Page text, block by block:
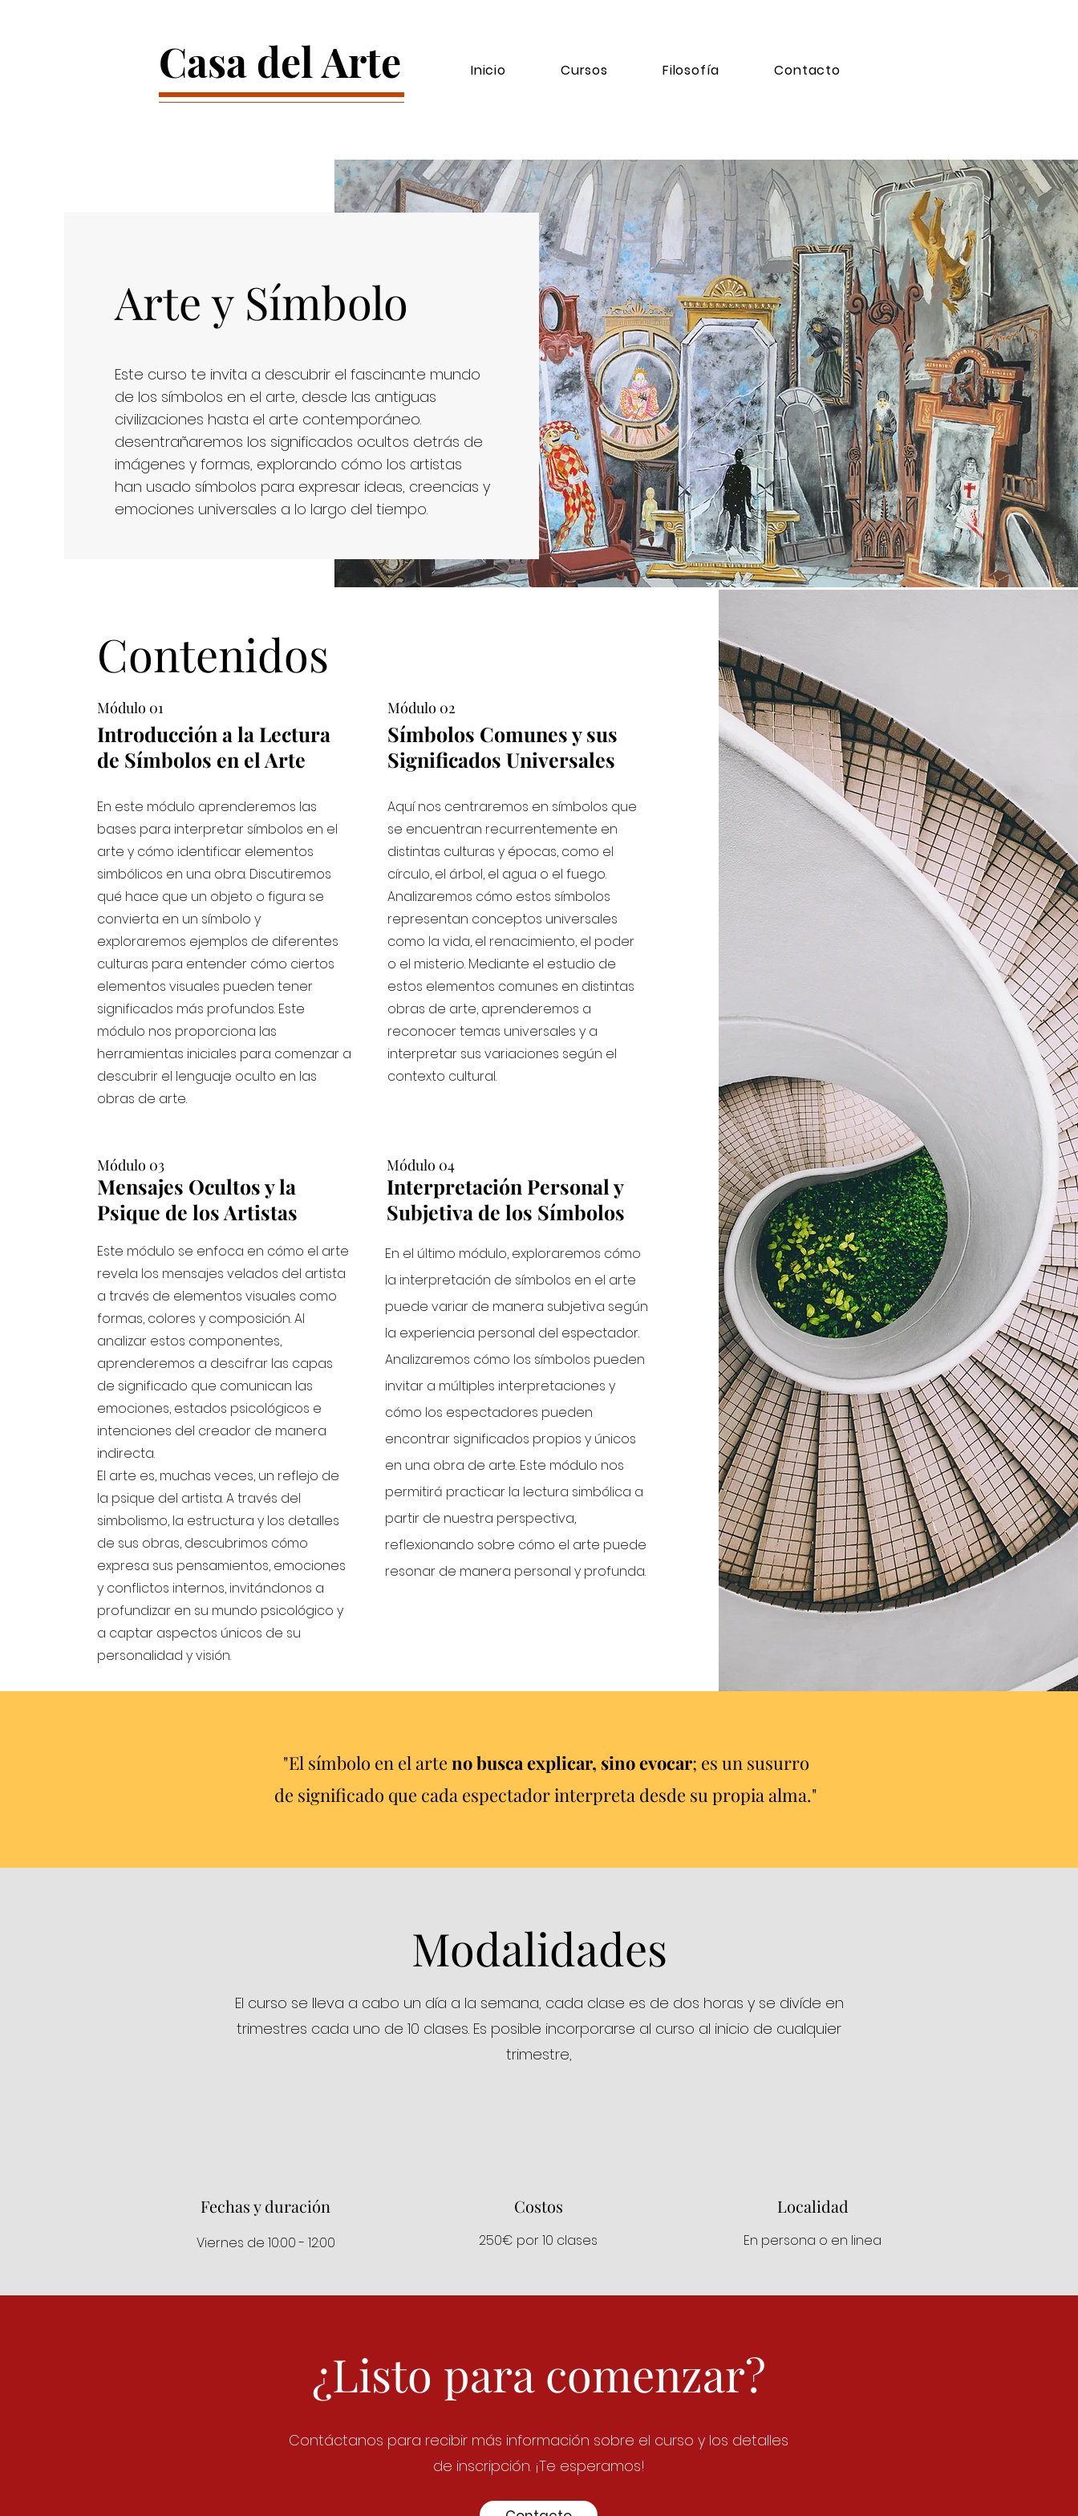
Casa del Arte Inicio Cursos Filosofía Contacto
Arte y Símbolo
Este curso te invita a descubrir el fascinante mundo
de los símbolos en el arte, desde las antiguas
civilizaciones hasta el arte contemporáneo.
desentrañaremos los significados ocultos detrás de
imágenes y formas, explorando cómo los artistas
han usado símbolos para expresar ideas, creencias y
emociones universales a lo largo del tiempo.
Contenidos
Módulo 01
Introducción a la Lectura
de Símbolos en el Arte
En este módulo aprenderemos las
bases para interpretar símbolos en el
arte y cómo identificar elementos
simbólicos en una obra. Discutiremos
qué hace que un objeto o figura se
convierta en un símbolo y
exploraremos ejemplos de diferentes
culturas para entender cómo ciertos
elementos visuales pueden tener
significados más profundos. Este
módulo nos proporciona las
herramientas iniciales para comenzar a
descubrir el lenguaje oculto en las
obras de arte.
Módulo 03
Mensajes Ocultos y la
Psique de los Artistas
Este módulo se enfoca en cómo el arte
revela los mensajes velados del artista
a través de elementos visuales como
formas, colores y composición. Al
analizar estos componentes,
aprenderemos a descifrar las capas
de significado que comunican las
emociones, estados psicológicos e
intenciones del creador de manera
indirecta.
El arte es, muchas veces, un reflejo de
la psique del artista. A través del
simbolismo, la estructura y los detalles
de sus obras, descubrimos cómo
expresa sus pensamientos, emociones
y conflictos internos, invitándonos a
profundizar en su mundo psicológico y
a captar aspectos únicos de su
personalidad y visión.
Módulo 02
Símbolos Comunes y sus
Significados Universales
Aquí nos centraremos en símbolos que
se encuentran recurrentemente en
distintas culturas y épocas, como el
círculo, el árbol, el agua o el fuego.
Analizaremos cómo estos símbolos
representan conceptos universales
como la vida, el renacimiento, el poder
o el misterio. Mediante el estudio de
estos elementos comunes en distintas
obras de arte, aprenderemos a
reconocer temas universales y a
interpretar sus variaciones según el
contexto cultural.
Módulo 04
Interpretación Personal y
Subjetiva de los Símbolos
En el último módulo, exploraremos cómo
la interpretación de símbolos en el arte
puede variar de manera subjetiva según
la experiencia personal del espectador.
Analizaremos cómo los símbolos pueden
invitar a múltiples interpretaciones y
cómo los espectadores pueden
encontrar significados propios y únicos
en una obra de arte. Este módulo nos
permitirá practicar la lectura simbólica a
partir de nuestra perspectiva,
reflexionando sobre cómo el arte puede
resonar de manera personal y profunda.
​"El símbolo en el arte no busca explicar, sino evocar; es un susurro
de significado que cada espectador interpreta desde su propia alma."
Modalidades
El curso se lleva a cabo un día a la semana, cada clase es de dos horas y se divíde en
trimestres cada uno de 10 clases. Es posible incorporarse al curso al inicio de cualquier
trimestre,
Fechas y duración
Viernes de 10:00 - 12:00
Costos
250€ por 10 clases
Localidad
En persona o en linea
¿Listo para comenzar?
Contáctanos para recibir más información sobre el curso y los detalles
de inscripción. ¡Te esperamos!